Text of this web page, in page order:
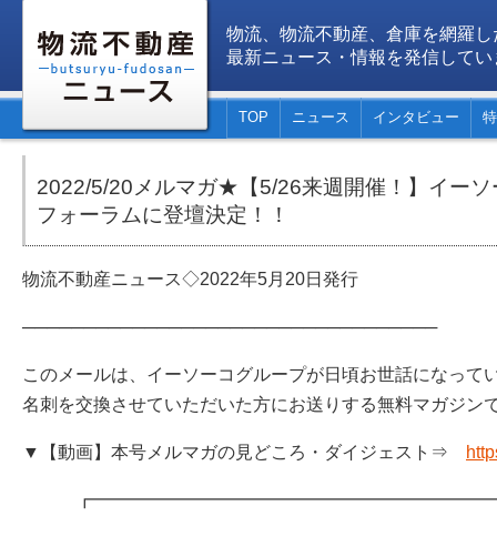
物流、物流不動産、倉庫を網羅し
最新ニュース・情報を発信してい
TOP ニュース インタビュー
2022/5/20メルマガ★【5/26来週開催！】イー
フォーラムに登壇決定！！
物流不動産ニュース◇2022年5月20日発行
──────────────────────────────────
このメールは、イーソーコグループが日頃お世話になって
名刺を交換させていただいた方にお送りする無料マガジン
▼【動画】本号メルマガの見どころ・ダイジェスト⇒